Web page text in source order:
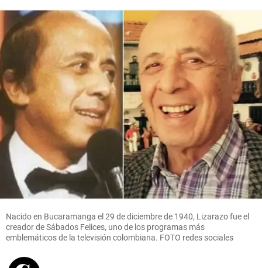
Nacido en Bucaramanga el 29 de diciembre de 1940, Lizarazo fue el
creador de Sábados Felices, uno de los programas más
emblemáticos de la televisión colombiana. FOTO redes sociales